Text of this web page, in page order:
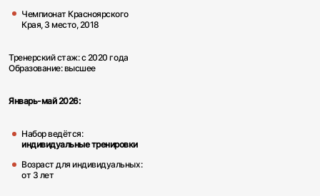
Чемпионат Красноярского
Края, 3 место, 2018
Тренерский стаж: с 2020 года
Образование: высшее
Январь-май 2026:
Набор ведётся:
индивидуальные тренировки
Возраст для индивидуальных:
от 3 лет
Использование файлов cookie